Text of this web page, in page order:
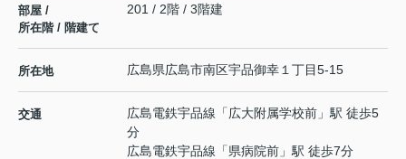
部屋 /
所在階 / 階建て
201 / 2階 / 3階建
所在地 広島県広島市南区宇品御幸 １丁目5-15
交通 広島電鉄宇品線 「広大附属学校前 」駅 徒歩5
分
広島電鉄宇品線 「県病院前 」駅 徒歩7分